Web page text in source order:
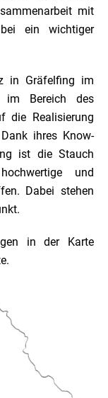
mit
ein wichtiger
in Gräfelfing im
im Bereich des
die Realisierung
ihres Know-
ist die Stauch
und
Dabei stehen
in der Karte